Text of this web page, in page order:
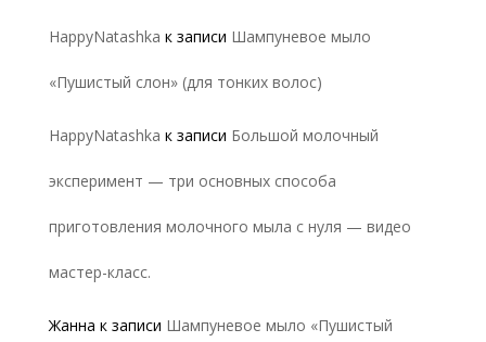
HappyNatashka к записи Шампуневое мыло
«Пушистый слон» (для тонких волос)
HappyNatashka к записи Большой молочный
эксперимент — три основных способа
приготовления молочного мыла с нуля — видео
мастер-класс.
Жанна к записи Шампуневое мыло «Пушистый